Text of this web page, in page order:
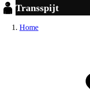
Transspijt
Home